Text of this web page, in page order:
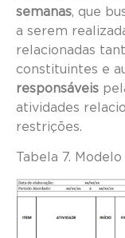
semanas, que
a serem
relacionadas
constituintes e
responsáveis
atividades
restrições.
Tabela 7.